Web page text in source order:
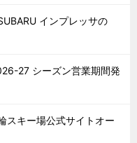
インプレッサの
27 シーズン営業期間発
スキー場公式サイトオー